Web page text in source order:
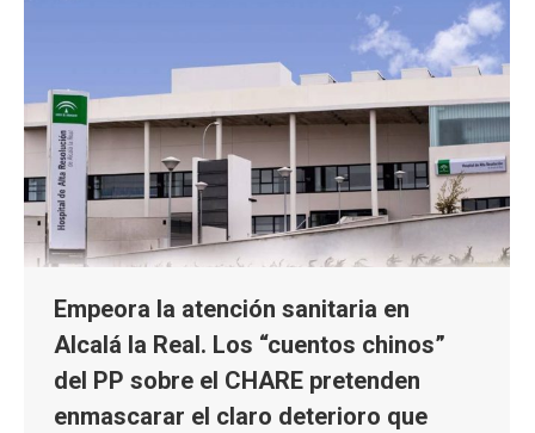
Empeora la atención sanitaria en
Alcalá la Real. Los “cuentos chinos”
del PP sobre el CHARE pretenden
enmascarar el claro deterioro que